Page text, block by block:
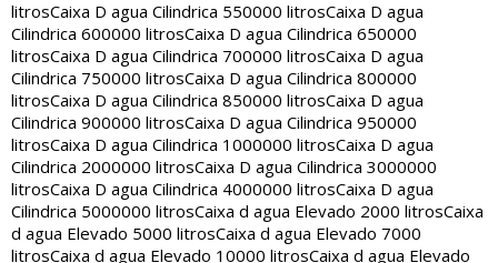
litrosCaixa D agua Cilindrica 550000 litrosCaixa D agua
Cilindrica 600000 litrosCaixa D agua Cilindrica 650000
litrosCaixa D agua Cilindrica 700000 litrosCaixa D agua
Cilindrica 750000 litrosCaixa D agua Cilindrica 800000
litrosCaixa D agua Cilindrica 850000 litrosCaixa D agua
Cilindrica 900000 litrosCaixa D agua Cilindrica 950000
litrosCaixa D agua Cilindrica 1000000 litrosCaixa D agua
Cilindrica 2000000 litrosCaixa D agua Cilindrica 3000000
litrosCaixa D agua Cilindrica 4000000 litrosCaixa D agua
Cilindrica 5000000 litrosCaixa d agua Elevado 2000 litrosCaixa
d agua Elevado 5000 litrosCaixa d agua Elevado 7000
litrosCaixa d agua Elevado 10000 litrosCaixa d agua Elevado